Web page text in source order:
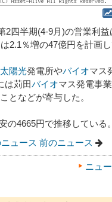
2四半期(4-9月)の営業利
2.1％増の47億円を計画し
太陽光発電所やバイオマス
は苅田バイオマス発電事
となどが寄与した。
の4665円で推移している。
ュース 前のニュース
ニュ